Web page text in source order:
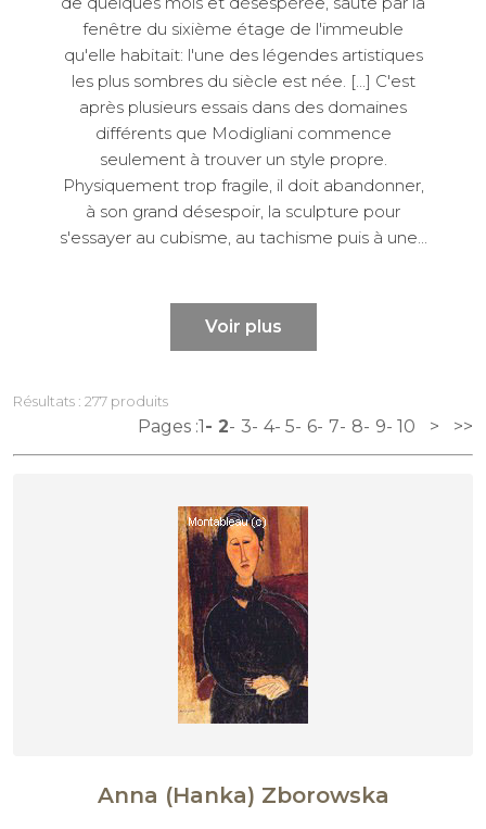
fenêtre du sixième étage de l'immeuble
qu'elle habitait: l'une des légendes artistiques
les plus sombres du siècle est née. [...] C'est
après plusieurs essais dans des domaines
différents que Modigliani commence
seulement à trouver un style propre.
Physiquement trop fragile, il doit abandonner,
à son grand désespoir, la sculpture pour
s'essayer au cubisme, au tachisme puis à une...
Voir plus
Résultats : 277 produits
Pages :1 2 3 4 5 6 7 8 9 10 > >>
Anna (Hanka) Zborowska